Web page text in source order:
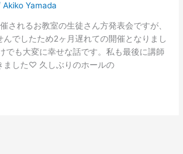
Akiko Yamada
されるお教室の生徒さん方発表会ですが、
んでしたため2ヶ月遅れての開催となりまし
でも大変に幸せな話です。私も最後に講師
ました♡ 久しぶりのホールの